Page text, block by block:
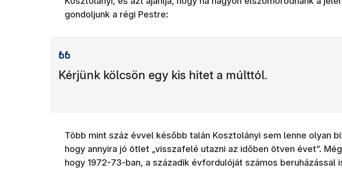
gondoljunk a régi Pestre:
Kérjünk kölcsön egy kis hitet a múlttól.
Több mint száz évvel később talán Kosztolányi sem lenne olyan
hogy annyira jó ötlet „visszafelé utazni az időben ötven évet”.
hogy 1972-73-ban, a századik évfordulóját számos beruházással